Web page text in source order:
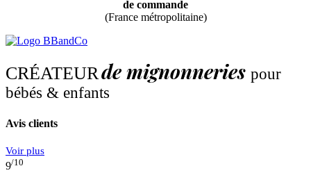
de commande
(France métropolitaine)
CRÉATEURde mignonneries pour
bébés & enfants
Avis clients
Voir plus
9/10